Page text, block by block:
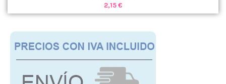
2,15 €